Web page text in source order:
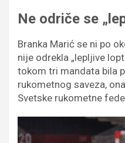
Ne odriče se
Branka Marić se ni po
nije odrekla „lepljive
tokom tri mandata bila
rukometnog saveza,
Svetske rukometne